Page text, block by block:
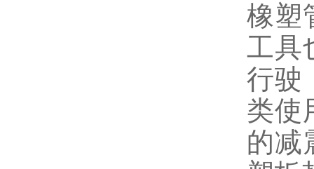
橡塑
工具
行驶
类使
的减